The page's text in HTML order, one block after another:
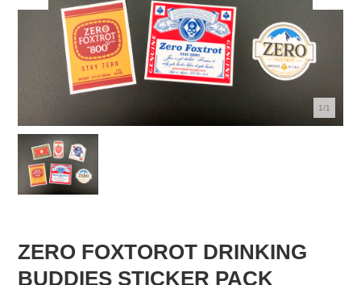
1/1
ZERO FOXTOROT DRINKING
BUDDIES STICKER PACK